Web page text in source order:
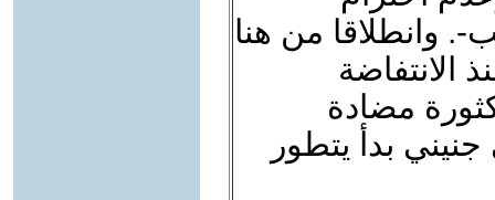
. وانطلاقا من هنا
الانتفاضة
مضادة
بدأ يتطور